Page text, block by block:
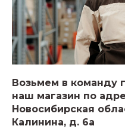
Возьмем в команду
наш магазин по
Новосибирская
Калинина, д. 6а